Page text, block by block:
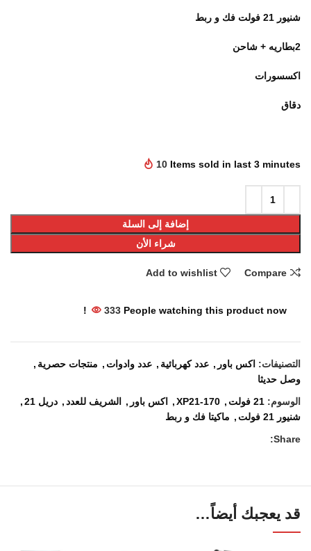
شنيور 21 فولت فك و ربط
2بطاريه + شاحن
اكسسورات
دقاق
10 Items sold in last 3 minutes
إضافة إلى السلة
شراء الأن
Compare
Add to wishlist
333 People watching this product now!
التصنيفات: اكس باور , عدد كهربائية , عدد وادوات , منتجات حصرية ,
وصل حديثا
الوسوم: 21 فولت ,
XP21-170
, اكس باور , الشريف للعدد, دريل 21
,
شنيور 21 فولت
, ماكيتا فك و ربط
Share:
قد يعجبك أيضاً…